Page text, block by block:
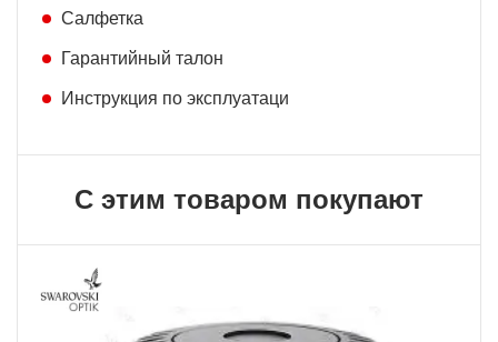
Салфетка
Гарантийный талон
Инструкция по эксплуатаци
С этим товаром покупают